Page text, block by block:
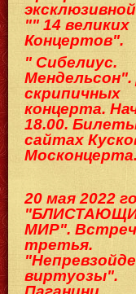
"" 14 великих
Концертов".
" Сибелиус.
Мендельсон".
скрипичных
концерта.
18.00.
сайтах
Москонцерта.
20 мая 2022
МИР".
третья.
виртуозы".